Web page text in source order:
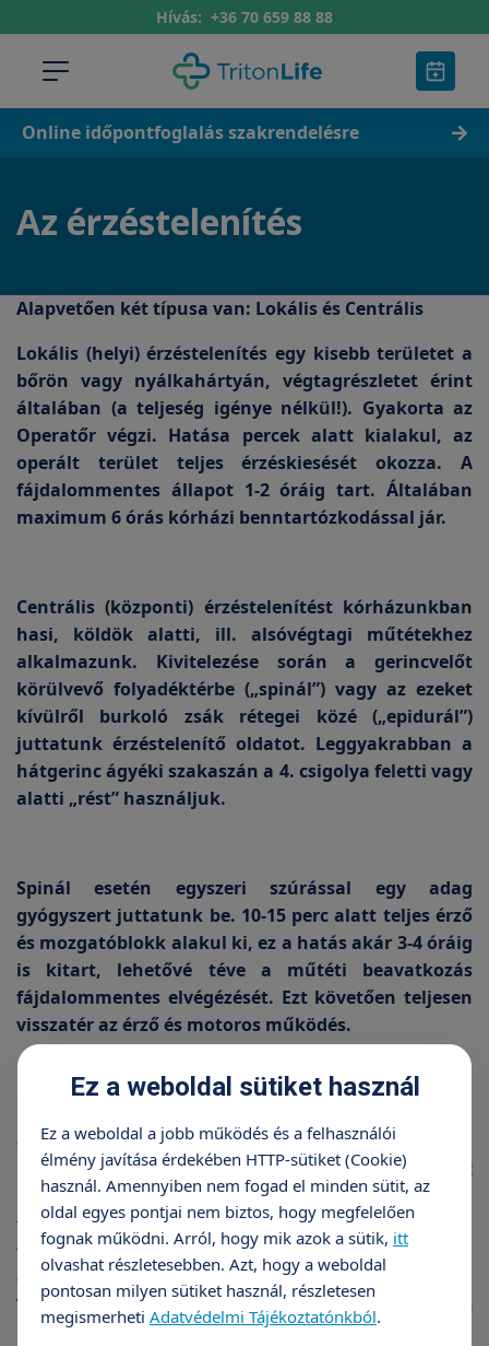
Hívás: +36 70 659 88 88
Online időpontfoglalás szakrendelésre
Az érzéstelenítés
Alapvetően két típusa van: Lokális és Centrális
Lokális (helyi) érzéstelenítés egy kisebb területet a
bőrön vagy nyálkahártyán, végtagrészletet érint
általában (a teljeség igénye nélkül!). Gyakorta az
Operatőr végzi. Hatása percek alatt kialakul, az
operált terület teljes érzéskiesését okozza. A
fájdalommentes állapot 1-2 óráig tart. Általában
maximum 6 órás kórházi benntartózkodással jár.
Centrális (központi) érzéstelenítést kórházunkban
hasi, köldök alatti, ill. alsóvégtagi műtétekhez
alkalmazunk. Kivitelezése során a gerincvelőt
körülvevő folyadéktérbe („spinál”) vagy az ezeket
kívülről burkoló zsák rétegei közé („epidurál”)
juttatunk érzéstelenítő oldatot. Leggyakrabban a
hátgerinc ágyéki szakaszán a 4. csigolya feletti vagy
alatti „rést” használjuk.
Spinál esetén egyszeri szúrással egy adag
gyógyszert juttatunk be. 10-15 perc alatt teljes érző
és mozgatóblokk alakul ki, ez a hatás akár 3-4 óráig
is kitart, lehetővé téve a műtéti beavatkozás
fájdalommentes elvégézését. Ezt követően teljesen
visszatér az érző és motoros működés.
gerincvelői folyadékot körülvevő zsák falai közé,
melyen keresztül a gyógyszer adagolását
ismételhetjük. Kiterjedése a bejuttatott hatóanyag
típusától, töménységétől, mennyiségétől függően a
fájdalomcsillapító effektustól a teljes műtéti
érzéstelenítésig terjedhet, választásunk szerint.
Változó mértékben kisfokú mozgató kiesés is
kísérheti. A kialakulás 10-20 percet vesz igénybe,
Ez a weboldal sütiket használ
Ez a weboldal a jobb működés és a felhasználói
élmény javítása érdekében HTTP-sütiket (Cookie)
használ. Amennyiben nem fogad el minden sütit, az
oldal egyes pontjai nem biztos, hogy megfelelően
fognak működni. Arról, hogy mik azok a sütik, itt
olvashat részletesebben. Azt, hogy a weboldal
pontosan milyen sütiket használ, részletesen
megismerheti Adatvédelmi Tájékoztatónkból.